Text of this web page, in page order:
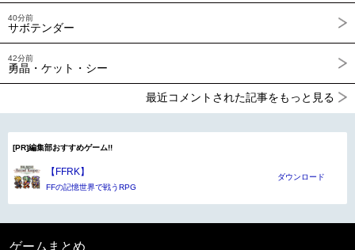
40分前
サボテンダー
42分前
勇晶・ケット・シー
最近コメントされた記事をもっと見る
[PR]編集部おすすめゲーム!!
【FFRK】
FFの記憶世界で戦うRPG
ダウンロード
ゲームまとめ